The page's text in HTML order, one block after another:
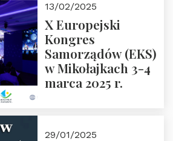
Zapraszamy
13/02/2025
X Europejski
Kongres
Samorządów (EKS)
w Mikołajkach 3-4
marca 2025 r.
29/01/2025